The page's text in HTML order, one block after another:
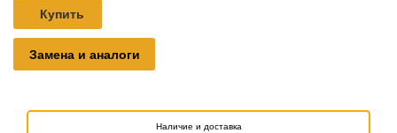
Купить
Замена и аналоги
Наличие и доставка